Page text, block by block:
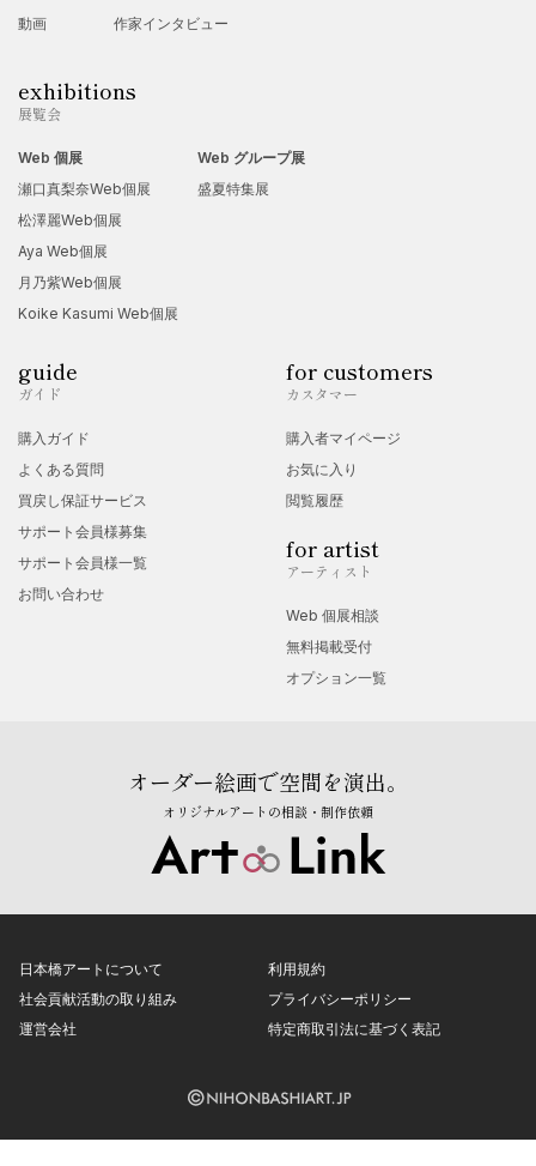
動画 作家インタビュー
exhibitions
展覧会
Web 個展
瀬口真梨奈Web個展
松澤麗Web個展
Aya Web個展
月乃紫Web個展
Koike Kasumi Web個展
Web グループ展
盛夏特集展
guide
ガイド
購入ガイド
よくある質問
買戻し保証サービス
サポート会員様募集
サポート会員様一覧
お問い合わせ
for customers
カスタマー
購入者マイページ
お気に入り
閲覧履歴
for artist
アーティスト
Web 個展相談
無料掲載受付
オプション一覧
オーダー絵画で空間を演出。
オリジナルアートの相談・制作依頼
日本橋アートについて
社会貢献活動の取り組み
運営会社
利用規約
プライバシーポリシー
特定商取引法に基づく表記